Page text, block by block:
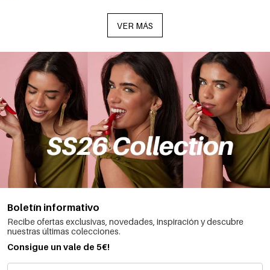
VER MÁS
Boletín informativo
Recibe ofertas exclusivas, novedades, inspiración y descubre
nuestras últimas colecciones.
Consigue un vale de 5€!